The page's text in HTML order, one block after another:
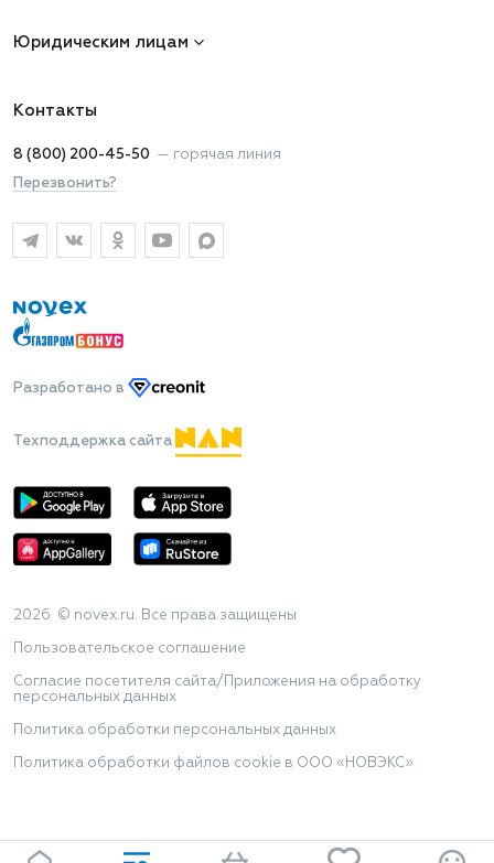
Юридическим лицам
Контакты
8 (800) 200-45-50 — горячая линия
Перезвонить?
Разработано в
Техподдержка сайта
2026 © novex.ru. Все права защищены
Пользовательское соглашение
Согласие посетителя сайта/Приложения на обработку
персональных данных
Политика обработки персональных данных
Политика обработки файлов cookie в ООО «НОВЭКС»